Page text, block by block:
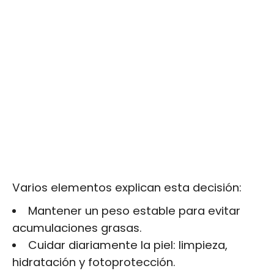
Varios elementos explican esta decisión:
Mantener un peso estable para evitar
acumulaciones grasas.
Cuidar diariamente la piel: limpieza,
hidratación y fotoprotección.